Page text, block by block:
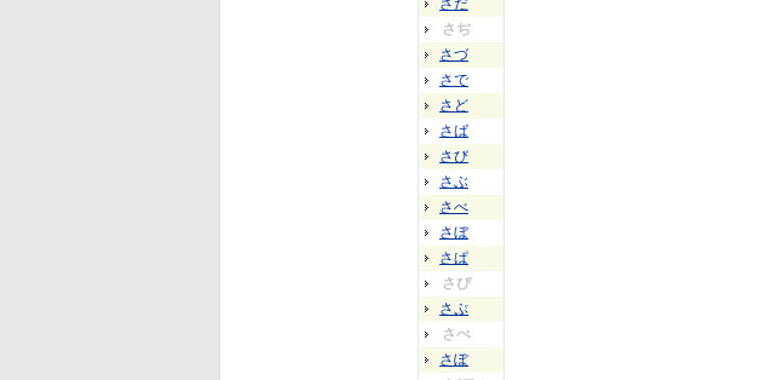
さだ
さぢ
さづ
さで
さど
さば
さび
さぶ
さべ
さぼ
さぱ
さぴ
さぷ
さぺ
さぽ